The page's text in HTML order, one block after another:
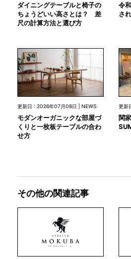
ダイニングテーブルと椅子の
ちょうどいい高さとは？ 差
尺の計算方法と選び方
令
さ
更新日 : 2026年07月08日 | NEWS
モダンオーガニックな部屋づ
くりと一枚板テーブルの合わ
せ方
更新
関
その他の関連記事